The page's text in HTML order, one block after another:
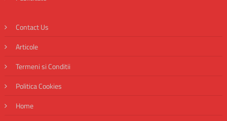
Contact Us
Articole
Termeni si Conditii
Politica Cookies
Home